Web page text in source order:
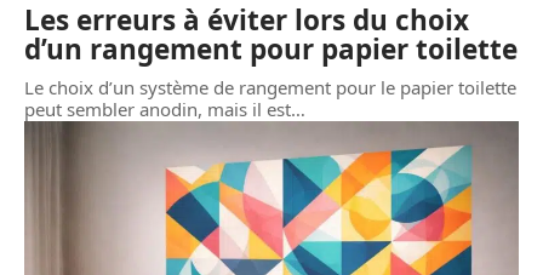
Les erreurs à éviter lors du choix
d’un rangement pour papier toilette
Le choix d’un système de rangement pour le papier toilette
peut sembler anodin, mais il est…